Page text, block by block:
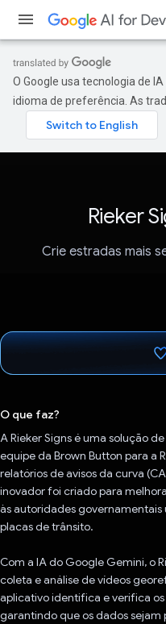
O Google usa tecnologia de
idioma de preferência. As
Rieker
Crie estradas mais
O que faz?
A Rieker Signs é uma solução
equipe da Brown Button para a
relatórios de avisos da curva
inovador foi criado para
às autoridades
placas de trânsito.
Com a IA do Google Gemini, o
coleta e análise de vídeos
aplicativo identifica e verifica
garantindo que os dados sejam